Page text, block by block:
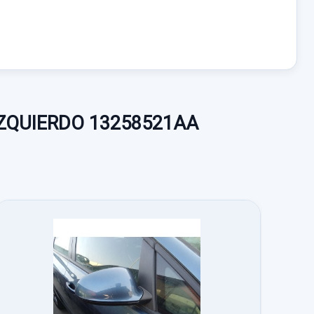
13258521AA